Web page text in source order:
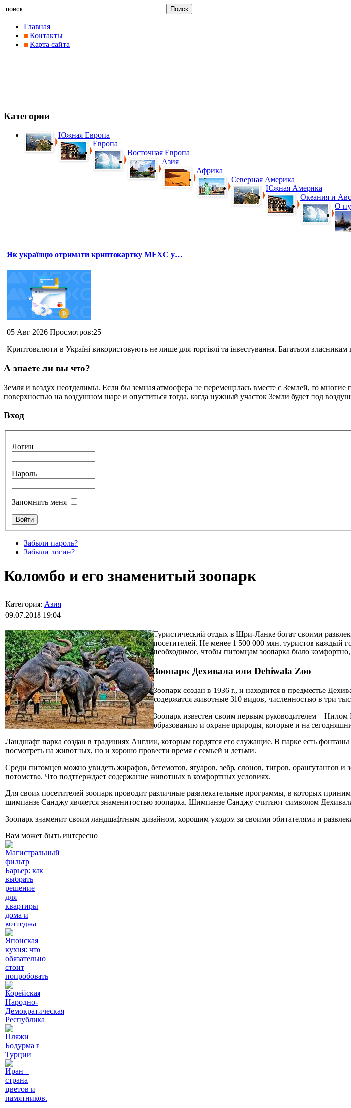
Главная
Контакты
Карта сайта
Категории
Южная Европа
Европа
Восточная Европа
Азия
Африка
Северная Америка
Южная Америка
Океания и
О
Як українцю отримати криптокартку MEXC у…
05 Авг 2026 Просмотров:25
Криптовалюти в Україні використовують не лише для торгівлі та інвестування. Багатьом власникам
А знаете ли вы что?
Земля и воздух неотделимы. Если бы земная атмосфера не перемещалась вместе с Землей, то
поверхностью на воздушном шаре и опуститься тогда, когда нужный участок Земли будет под
Вход
Логин
Пароль
Запомнить меня
Забыли пароль?
Забыли логин?
Коломбо и его знаменитый зоопарк
Категория: Азия
09.07.2018 19:04
Туристический отдых в Шри-Ланке богат своими
посетителей. Не менее 1 500 000 млн. туристов каждый
необходимое, чтобы питомцам зоопарка было комфортно,
Зоопарк Дехивала или Dehiwala Zoo
Зоопарк создан в 1936 г., и находится в предместье
содержатся животные 310 видов, численностью в три
Зоопарк известен своим первым руководителем –
образованию и охране природы, которые и на
Ландшафт парка создан в традициях Англии, которым гордятся его служащие. В парке есть
посмотреть на животных, но и хорошо провести время с семьей и детьми.
Среди питомцев можно увидеть жирафов, бегемотов, ягуаров, зебр, слонов, тигров, орангутангов
потомство. Что подтверждает содержание животных в комфортных условиях.
Для своих посетителей зоопарк проводит различные развлекательные программы, в которых
шимпанзе Санджу является знаменитостью зоопарка. Шимпанзе Санджу считают символом
Зоопарк знаменит своим ландшафтным дизайном, хорошим уходом за своими обитателями и
Вам может быть интересно
Магистральный
фильтр
Барьер: как
выбрать
решение
для
квартиры,
дома и
коттеджа
Японская
кухня: что
обязательно
стоит
попробовать
Корейская
Народно-
Демократическая
Республика
Пляжи
Бодурма в
Турции
Иран –
страна
цветов и
памятников.